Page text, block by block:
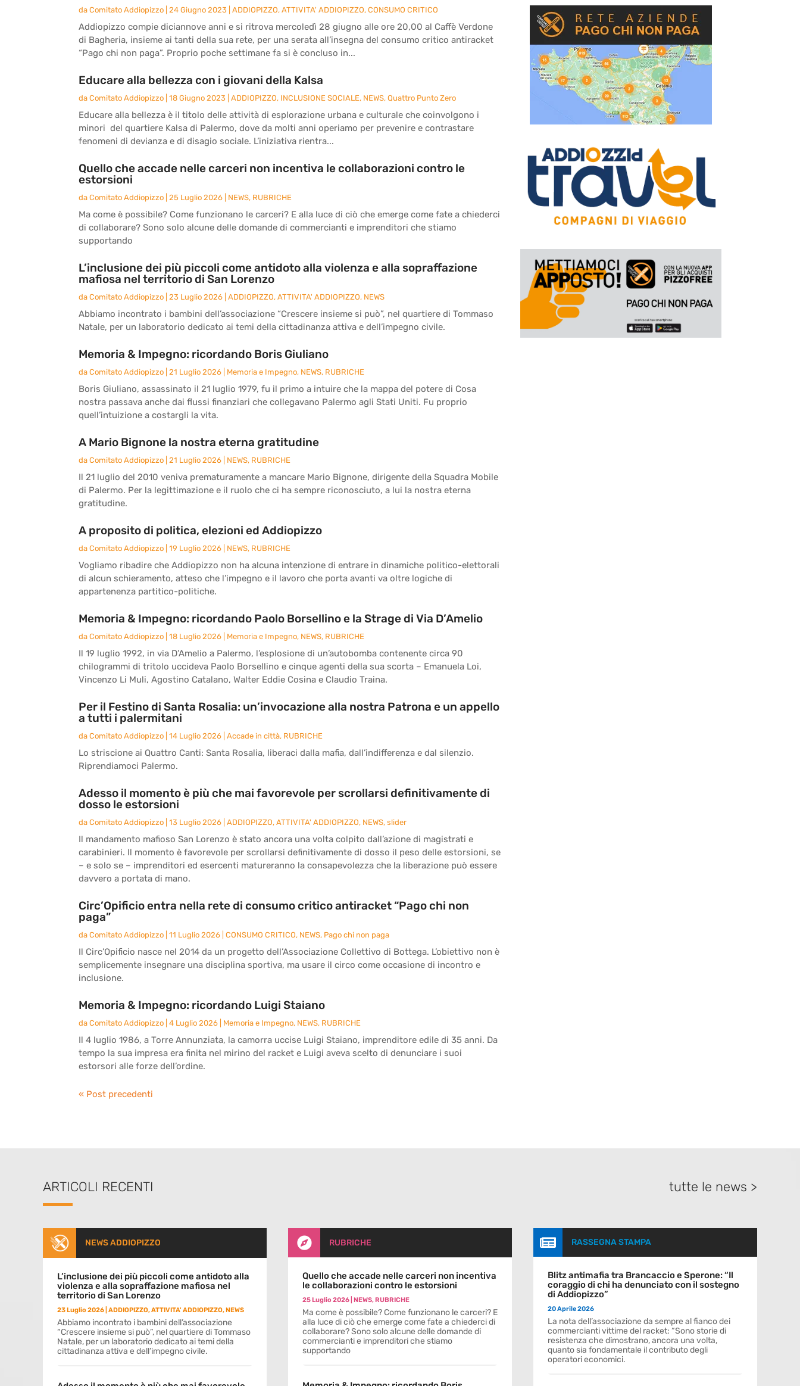
da Comitato Addiopizzo 24 Giugno 2023 ADDIOPIZZO, ATTIVITA' ADDIOPIZZO, CONSUMO CRITICO
Addiopizzo compie diciannove anni e si ritrova mercoledì 28 giugno alle ore 20,00 al Caffè Verdone
di Bagheria, insieme ai tanti della sua rete, per una serata all’insegna del consumo critico antiracket
“Pago chi non paga”. Proprio poche settimane fa si è concluso in...
Educare alla bellezza con i giovani della Kalsa
da Comitato Addiopizzo 18 Giugno 2023 ADDIOPIZZO, INCLUSIONE SOCIALE, NEWS, Quattro Punto Zero
Educare alla bellezza è il titolo delle attività di esplorazione urbana e culturale che coinvolgono i
minori del quartiere Kalsa di Palermo, dove da molti anni operiamo per prevenire e contrastare
fenomeni di devianza e di disagio sociale. L’iniziativa rientra...
Quello che accade nelle carceri non incentiva le collaborazioni contro le
estorsioni
da Comitato Addiopizzo 25 Luglio 2026 NEWS, RUBRICHE
Ma come è possibile? Come funzionano le carceri? E alla luce di ciò che emerge come fate a chiederci
di collaborare? Sono solo alcune delle domande di commercianti e imprenditori che stiamo
supportando
L’inclusione dei più piccoli come antidoto alla violenza e alla sopraffazione
mafiosa nel territorio di San Lorenzo
da Comitato Addiopizzo 23 Luglio 2026 ADDIOPIZZO, ATTIVITA' ADDIOPIZZO, NEWS
Abbiamo incontrato i bambini dell’associazione “Crescere insieme si può”, nel quartiere di Tommaso
Natale, per un laboratorio dedicato ai temi della cittadinanza attiva e dell’impegno civile.
Memoria & Impegno: ricordando Boris Giuliano
da Comitato Addiopizzo 21 Luglio 2026 Memoria e Impegno, NEWS, RUBRICHE
Boris Giuliano, assassinato il 21 luglio 1979, fu il primo a intuire che la mappa del potere di Cosa
nostra passava anche dai flussi finanziari che collegavano Palermo agli Stati Uniti. Fu proprio
quell’intuizione a costargli la vita.
A Mario Bignone la nostra eterna gratitudine
da Comitato Addiopizzo 21 Luglio 2026 NEWS, RUBRICHE
Il 21 luglio del 2010 veniva prematuramente a mancare Mario Bignone, dirigente della Squadra Mobile
di Palermo. Per la legittimazione e il ruolo che ci ha sempre riconosciuto, a lui la nostra eterna
gratitudine.
A proposito di politica, elezioni ed Addiopizzo
da Comitato Addiopizzo 19 Luglio 2026 NEWS, RUBRICHE
Vogliamo ribadire che Addiopizzo non ha alcuna intenzione di entrare in dinamiche politico-elettorali
di alcun schieramento, atteso che l’impegno e il lavoro che porta avanti va oltre logiche di
appartenenza partitico-politiche.
Memoria & Impegno: ricordando Paolo Borsellino e la Strage di Via D’Amelio
da Comitato Addiopizzo 18 Luglio 2026 Memoria e Impegno, NEWS, RUBRICHE
Il 19 luglio 1992, in via D’Amelio a Palermo, l’esplosione di un’autobomba contenente circa 90
chilogrammi di tritolo uccideva Paolo Borsellino e cinque agenti della sua scorta – Emanuela Loi,
Vincenzo Li Muli, Agostino Catalano, Walter Eddie Cosina e Claudio Traina.
Per il Festino di Santa Rosalia: un’invocazione alla nostra Patrona e un appello
a tutti i palermitani
da Comitato Addiopizzo 14 Luglio 2026 Accade in città, RUBRICHE
Lo striscione ai Quattro Canti: Santa Rosalia, liberaci dalla mafia, dall’indifferenza e dal silenzio.
Riprendiamoci Palermo.
Adesso il momento è più che mai favorevole per scrollarsi definitivamente di
dosso le estorsioni
da Comitato Addiopizzo 13 Luglio 2026 ADDIOPIZZO, ATTIVITA' ADDIOPIZZO, NEWS, slider
Il mandamento mafioso San Lorenzo è stato ancora una volta colpito dall’azione di magistrati e
carabinieri. Il momento è favorevole per scrollarsi definitivamente di dosso il peso delle estorsioni, se
– e solo se – imprenditori ed esercenti matureranno la consapevolezza che la liberazione può essere
davvero a portata di mano.
Circ’Opificio entra nella rete di consumo critico antiracket “Pago chi non
paga”
da Comitato Addiopizzo 11 Luglio 2026 CONSUMO CRITICO, NEWS, Pago chi non paga
Il Circ’Opificio nasce nel 2014 da un progetto dell’Associazione Collettivo di Bottega. L’obiettivo non è
semplicemente insegnare una disciplina sportiva, ma usare il circo come occasione di incontro e
inclusione.
Memoria & Impegno: ricordando Luigi Staiano
da Comitato Addiopizzo 4 Luglio 2026 Memoria e Impegno, NEWS, RUBRICHE
Il 4 luglio 1986, a Torre Annunziata, la camorra uccise Luigi Staiano, imprenditore edile di 35 anni. Da
tempo la sua impresa era finita nel mirino del racket e Luigi aveva scelto di denunciare i suoi
estorsori alle forze dell’ordine.
« Post precedenti
ARTICOLI RECENTI tutte le news >
NEWS ADDIOPIZZO
L’inclusione dei più piccoli come antidoto alla
violenza e alla sopraffazione mafiosa nel
territorio di San Lorenzo
23 Luglio 2026 ADDIOPIZZO,ATTIVITA' ADDIOPIZZO, NEWS
Abbiamo incontrato i bambini dell’associazione
“Crescere insieme si può”, nel quartiere di Tommaso
Natale, per un laboratorio dedicato ai temi della
cittadinanza attiva e dell’impegno civile.
 RUBRICHE
Quello che accade nelle carceri non incentiva
le collaborazioni contro le estorsioni
25 Luglio 2026| NEWS, RUBRICHE
Ma come è possibile? Come funzionano le carceri? E
alla luce di ciò che emerge come fate a chiederci di
collaborare? Sono solo alcune delle domande di
commercianti e imprenditori che stiamo
supportando
 RASSEGNA STAMPA
Blitz antimafia tra Brancaccio e Sperone: “Il
coraggio di chi ha denunciato con il sostegno
di Addiopizzo”
20 Aprile 2026
La nota dell’associazione da sempre al fianco dei
commercianti vittime del racket: “Sono storie di
resistenza che dimostrano, ancora una volta,
quanto sia fondamentale il contributo degli
operatori economici.